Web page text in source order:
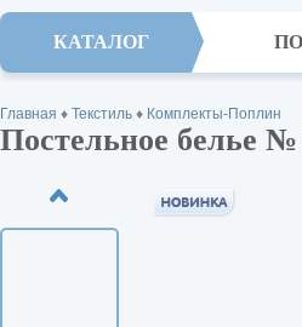
КАТАЛОГ
Главная ♦ Текстиль ♦ Комплекты-Поплин
Постельное белье №